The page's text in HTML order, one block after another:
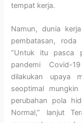
tempat kerja.
Namun, dunia
pembatasan, roda
“Untuk itu pasca
pandemi Covid-
dilakukan upaya
seoptimal
perubahan pola
Normal,” lanjut